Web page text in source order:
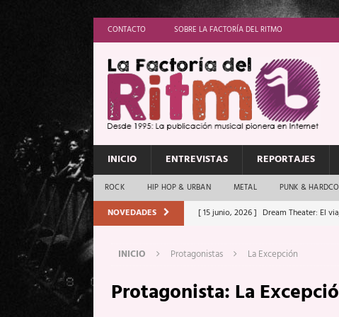
CONTACTO SOBRE LA FACTORÍA DEL RITMO
INICIO ENTREVISTAS REPORTAJES
ROCK HIP HOP & URBAN METAL PUNK &
NOVEDADES [ 15 junio, 2026 ] Dream Theater: El
[ 11 junio, 2026 ] Vamos Con Todo: El
[ 1 junio, 2026 ] Ave Exsilyum, los
INICIO Protagonistas La Excepción
Protagonista: La